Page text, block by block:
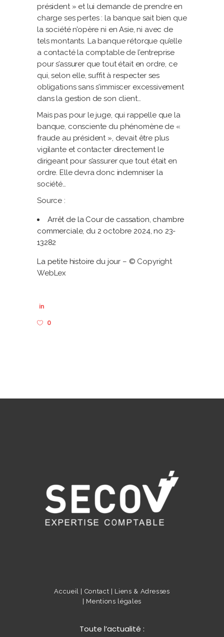
président » et lui demande de prendre en
charge ses pertes : la banque sait bien que
la société n’opère ni en Asie, ni avec de
tels montants. La banque rétorque qu’elle
a contacté la comptable de l’entreprise
pour s’assurer que tout était en ordre, ce
qui, selon elle, suffit à respecter ses
obligations sans s’immiscer excessivement
dans la gestion de son client…
Mais pas pour le juge, qui rappelle que la
banque, consciente du phénomène de «
fraude au président », devait être plus
vigilante et contacter directement le
dirigeant pour s’assurer que tout était en
ordre. Elle devra donc indemniser la
société…
Source :
Arrêt de la Cour de cassation, chambre
commerciale, du 2 octobre 2024, no 23-
13282
La petite histoire du jour – © Copyright
WebLex
in
0
Accueil | Contact | Liens & Adresses
| Mentions légales
Toute l’actualité :